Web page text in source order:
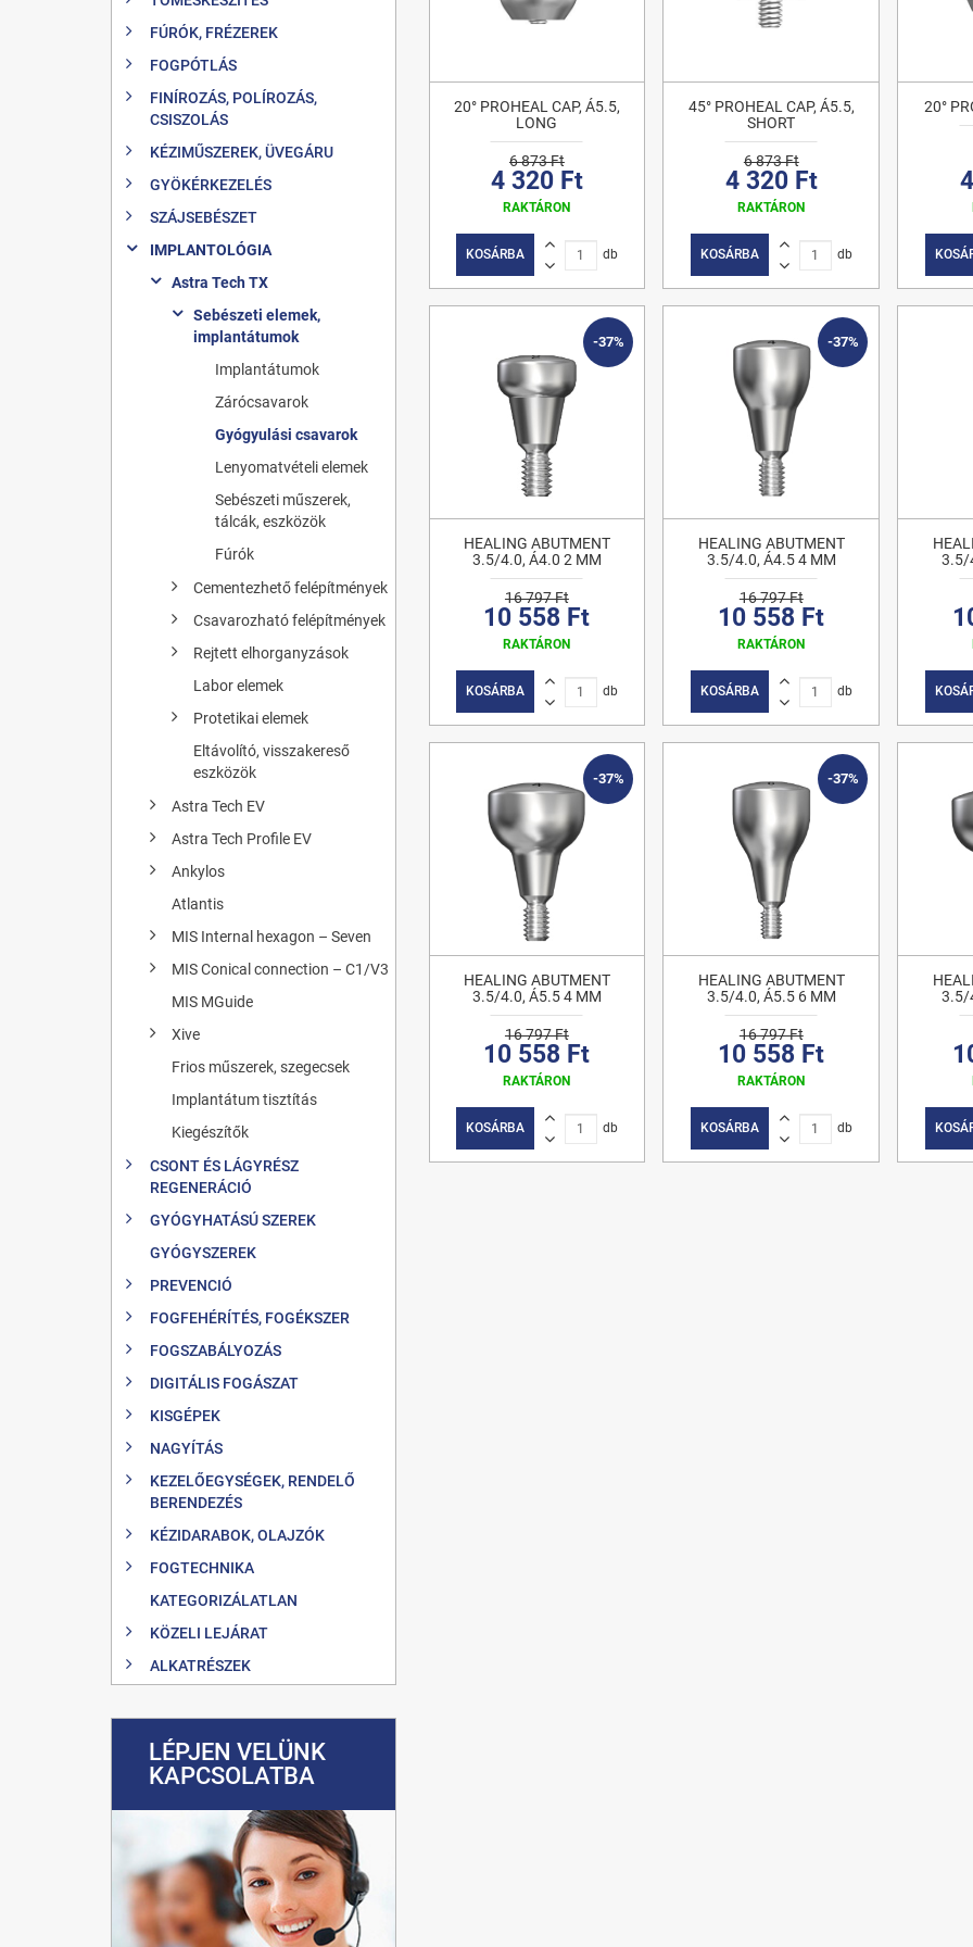
FÚRÓK, FRÉZEREK
FOGPÓTLÁS
FINÍROZÁS, POLÍROZÁS,
CSISZOLÁS
KÉZIMŰSZEREK, ÜVEGÁRU
GYÖKÉRKEZELÉS
SZÁJSEBÉSZET
IMPLANTOLÓGIA
Astra Tech TX
Sebészeti elemek,
implantátumok
Implantátumok
Zárócsavarok
Gyógyulási csavarok
Lenyomatvételi elemek
Sebészeti műszerek,
tálcák, eszközök
Fúrók
Cementezhető felépítmények
Csavarozható felépítmények
Rejtett elhorganyzások
Labor elemek
Protetikai elemek
Eltávolító, visszakereső
eszközök
Astra Tech EV
Astra Tech Profile EV
Ankylos
Atlantis
MIS Internal hexagon – Seven
MIS Conical connection – C1/V3
MIS MGuide
Xive
Frios műszerek, szegecsek
Implantátum tisztítás
Kiegészítők
CSONT ÉS LÁGYRÉSZ
REGENERÁCIÓ
GYÓGYHATÁSÚ SZEREK
GYÓGYSZEREK
PREVENCIÓ
FOGFEHÉRÍTÉS, FOGÉKSZER
FOGSZABÁLYOZÁS
DIGITÁLIS FOGÁSZAT
KISGÉPEK
NAGYÍTÁS
KEZELŐEGYSÉGEK, RENDELŐ
BERENDEZÉS
KÉZIDARABOK, OLAJZÓK
FOGTECHNIKA
KATEGORIZÁLATLAN
KÖZELI LEJÁRAT
ALKATRÉSZEK
LÉPJEN VELÜNK
KAPCSOLATBA
20° PROHEAL CAP, Á5.5,
LONG
6 873 Ft
4 320 Ft
RAKTÁRON
KOSÁRBA db
45° PROHEAL CAP, Á5.5,
SHORT
6 873 Ft
4 320 Ft
RAKTÁRON
KOSÁRBA db
20°
-37%
HEALING ABUTMENT
3.5/4.0, Á4.0 2 MM
16 797 Ft
10 558 Ft
RAKTÁRON
KOSÁRBA db
-37%
HEALING ABUTMENT
3.5/4.0, Á4.5 4 MM
16 797 Ft
10 558 Ft
RAKTÁRON
KOSÁRBA db
3.5/
-37%
HEALING ABUTMENT
3.5/4.0, Á5.5 4 MM
16 797 Ft
10 558 Ft
RAKTÁRON
KOSÁRBA db
-37%
HEALING ABUTMENT
3.5/4.0, Á5.5 6 MM
16 797 Ft
10 558 Ft
RAKTÁRON
KOSÁRBA db
3.5/